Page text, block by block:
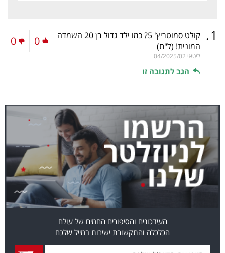
1
.
קולט סמוטריץ' 5? כמו ילד גדול בן 20 השמדה
המונית! (ל"ת)
ליטאי 04/2025/02
הגב לתגובה זו
0
0
העידכונים והסיפורים החמים של עולם
הכלכלה והתקשורת ישירות במייל שלכם